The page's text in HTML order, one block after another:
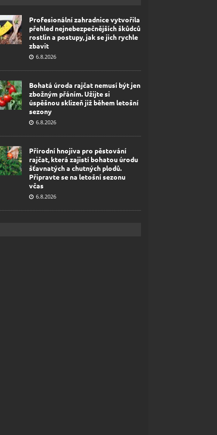
Profesionální zahradnice vytvořila
přehled nejnebezpečnějších škůdců
rostlin a postupy, jak se jich rychle
zbavit
6.8.2026
Bohatá úroda rajčat nemusí být jen
zbožným přáním. Užijte si
úspěšnou sklizeň již během letošní
sezony
6.8.2026
Přírodní hnojiva pro pěstování
rajčat, která zajistí bohatou úrodu
šťavnatých a chutných plodů.
Připravte se na letošní sezonu
včas
6.8.2026